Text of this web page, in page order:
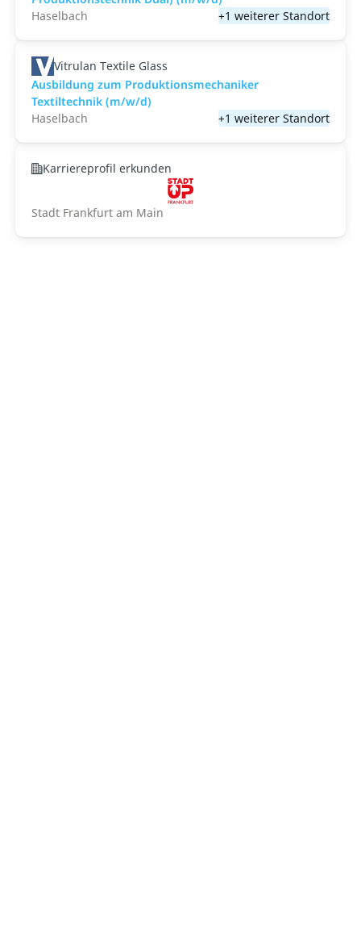
Haselbach
+1 weiterer Standort
Vitrulan Textile Glass
Ausbildung zum Produktionsmechaniker
Textiltechnik (m/w/d)
Haselbach
+1 weiterer Standort
Karriereprofil erkunden
Stadt Frankfurt am Main